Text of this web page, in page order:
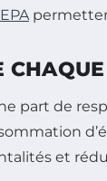
part de
et